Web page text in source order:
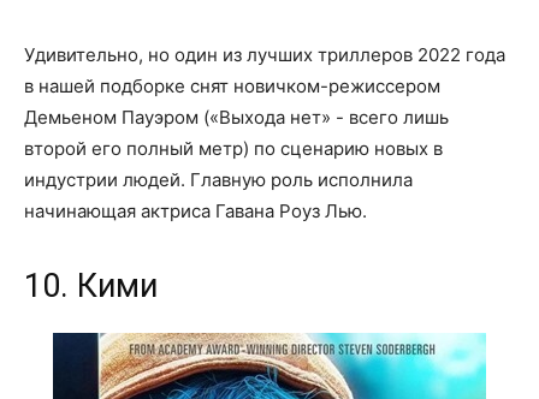
Удивительно, но один из лучших триллеров 2022 года
в нашей подборке снят новичком-режиссером
Демьеном Пауэром («Выхода нет» - всего лишь
второй его полный метр) по сценарию новых в
индустрии людей. Главную роль исполнила
начинающая актриса Гавана Роуз Лью.
10. Кими